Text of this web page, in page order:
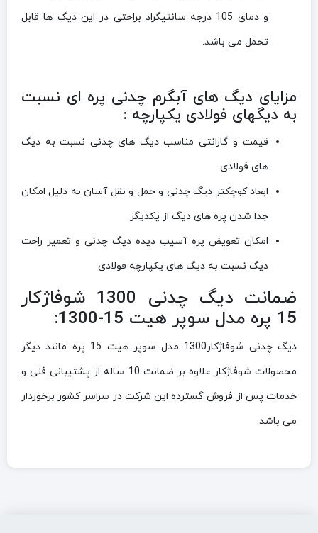
و دمای 105 درجه سانتیگراد براحتی در این دیگ ها قابل
تحمل می باشد.
مزایای دیگ های آبگرم چدنی پره ای نسبت
به دیگهای فولادی یکپارچه :
قیمت و گارانتی مناسب دیگ های چدنی نسبت به دیگ
های فولادی
ابعاد کوچکتر دیگ چدنی و حمل و نقل آسان به دلیل امکان
جدا شدن پره های دیگ از یکدیگر
امکان تعویض پره آسیب دیده دیگ چدنی و تعمیر راحت
دیگ نسبت به دیگ های یکپارچه فولادی
ضمانت دیگ چدنی 1300 شوفاژکار
15 پره مدل سوپر هیت 15-1300:
دیگ چدنی شوفاژکار1300 مدل سوپر هیت 15 پره مانند دیگر
محصولات شوفاژکار علاوه بر ضمانت 10 ساله از پشتیبانی فنی و
خدمات پس از فروش گسترده این شرکت در سراسر کشور برخوردار
می باشد.